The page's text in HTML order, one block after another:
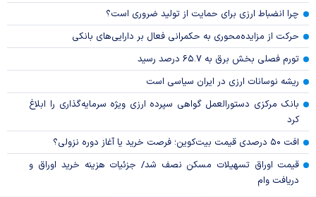
چرا انضباط ارزی برای حمایت از تولید ضروری است؟
حرکت از مزایده‌محوری به حکمرانی فعال بر دارایی‌های بانکی
تورم فصلی بخش برق به ۶۵.۷ درصد رسید
ریشه نوسانات ارزی در ایران سیاسی است
بانک مرکزی دستورالعمل گواهی سپرده ارزی ویژه سرمایه‌گذاری را ابلاغ
کرد
افت ۵۰ درصدی قیمت بیت‌کوین؛ فرصت خرید یا آغاز دوره نزولی؟
قیمت اوراق تسهیلات مسکن نصف شد/ جزئیات هزینه خرید اوراق و
دریافت وام